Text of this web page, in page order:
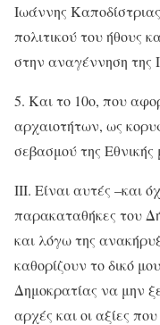
Ιωάννης
πολιτικού του ήθους
στην αναγέννηση της
5. Και το 10ο, που
αρχαιοτήτων, ως
σεβασμού της
III. Είναι αυτές –και
παρακαταθήκες του
και λόγω της
καθορίζουν το δικό
Δημοκρατίας να μην
αρχές και οι αξίες